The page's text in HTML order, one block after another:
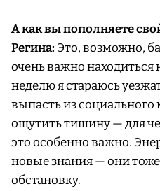
А как вы пополняете
Регина: Это, возможно,
очень важно находиться
неделю я стараюсь
выпасть из социального
ощутить тишину — для
это особенно важно.
новые знания — они
обстановку.